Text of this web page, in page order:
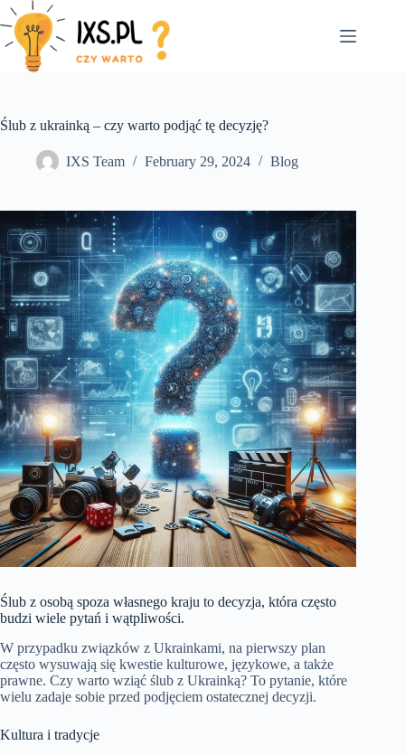
Skip
to
content
Ślub z ukrainką – czy warto podjąć tę decyzję?
IXS Team February 29, 2024 Blog
Ślub z osobą spoza własnego kraju to decyzja, która często
budzi wiele pytań i wątpliwości.
W przypadku związków z Ukrainkami, na pierwszy plan
często wysuwają się kwestie kulturowe, językowe, a także
prawne. Czy warto wziąć ślub z Ukrainką? To pytanie, które
wielu zadaje sobie przed podjęciem ostatecznej decyzji.
Kultura i tradycje